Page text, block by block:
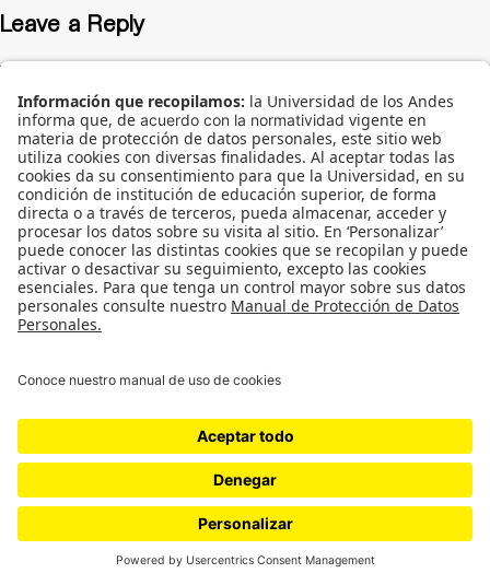
Leave a Reply
You must be
Relacionados
Extramuros: ¿Por qué las artes
la televisión colombiana?
Prueba de Artista con Jerson Murillo